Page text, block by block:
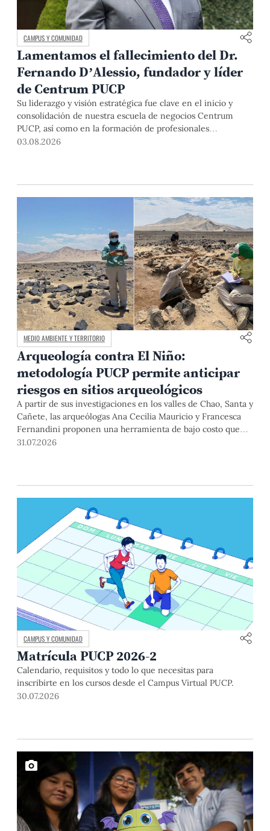
CAMPUS Y COMUNIDAD
Lamentamos el fallecimiento del Dr.
Fernando D’Alessio, fundador y líder
de Centrum PUCP
Su liderazgo y visión estratégica fue clave en el inicio y
consolidación de nuestra escuela de negocios Centrum
PUCP, así como en la formación de profesionales
empresariales comprometidos con el país. Por todo ello,
03.08.2026
MEDIO AMBIENTE Y TERRITORIO
Arqueología contra El Niño:
metodología PUCP permite anticipar
riesgos en sitios arqueológicos
A partir de sus investigaciones en los valles de Chao, Santa y
Cañete, las arqueólogas Ana Cecilia Mauricio y Francesca
Fernandini proponen una herramienta de bajo costo que
combina datos abiertos, mapas, sistemas de información
31.07.2026
CAMPUS Y COMUNIDAD
Matrícula PUCP 2026-2
Calendario, requisitos y todo lo que necesitas para
inscribirte en los cursos desde el Campus Virtual PUCP.
30.07.2026